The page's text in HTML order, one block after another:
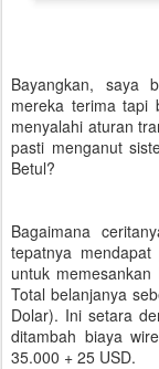
Bayangkan, saya
mereka terima tapi
menyalahi aturan
pasti menganut
Betul?
Bagaimana
tepatnya
untuk
Total belanjanya
Dolar). Ini setara
ditambah biaya
35.000 + 25 USD.